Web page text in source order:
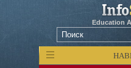
Education